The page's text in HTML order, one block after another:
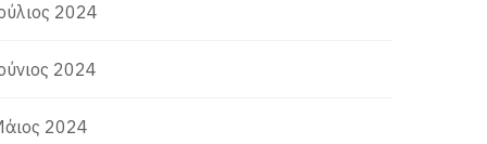
2024
2024
2024